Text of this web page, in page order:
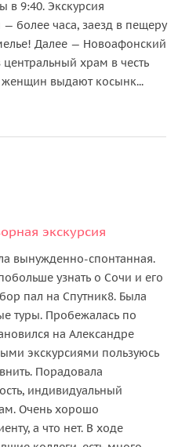
9:40. Экскурсия
более часа, заезд в пещеру
Далее — Новоафонский
храм в честь
женщин выдают косынк...
экскурсия
вынужденно-спонтанная.
узнать о Сочи и его
пал на Спутник8. Была
туры. Пробежалась по
на Александре
экскурсиями пользуюсь
Порадовала
индивидуальный
Очень хорошо
а что нет. В ходе